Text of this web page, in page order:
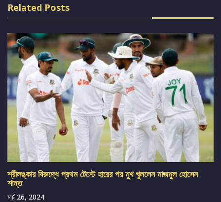
Related Posts
শ্রীলঙ্কার বিরুদ্ধে প্রথম টেস্টে হারের পর মুখ খুললেন নাজমুল হোসেন
শান্ত
মার্চ 26, 2024